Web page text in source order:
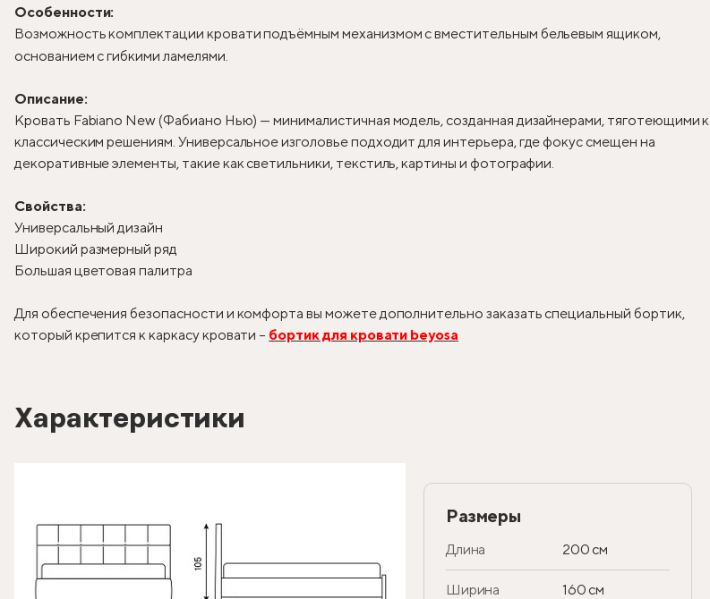
Особенности:
Возможность комплектации кровати подъёмным механизмом с вместительным бельевым ящиком,
основанием с гибкими ламелями.
Описание:
Кровать Fabiano New (Фабиано Нью) — минималистичная модель, созданная дизайнерами, тяготеющими к
классическим решениям. Универсальное изголовье подходит для интерьера, где фокус смещен на
декоративные элементы, такие как светильники, текстиль, картины и фотографии.
Свойства:
Универсальный дизайн
Широкий размерный ряд
Большая цветовая палитра
Для обеспечения безопасности и комфорта вы можете дополнительно заказать специальный бортик,
который крепится к каркасу кровати – бортик для кровати beyosa
Характеристики
Размеры
Длина 200 см
Ширина 160 см